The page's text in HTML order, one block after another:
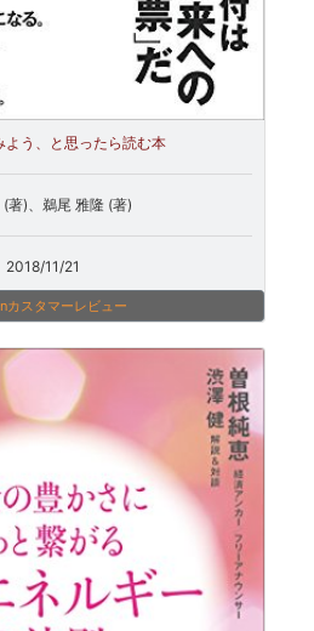
よう、と思ったら読む本
著)、鵜尾 雅隆 (著)
2018/11/21
カスタマーレビュー